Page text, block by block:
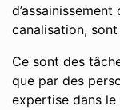
canalisation,
Ce sont des
que par des
expertise dans